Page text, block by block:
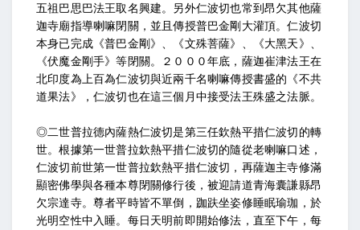
五祖巴思巴法王取名興建。另外仁波切也常到昂欠其他薩
迦寺廟指導喇嘛閉關，並且傳授普巴金剛大灌頂。仁波切
本身已完成《普巴金剛》、《文殊菩薩》、《大黑天》、
《伏魔金剛手》等閉關。２０００年底，薩迦崔津法王在
北印度為上百為仁波切與近兩千名喇嘛傳授書盛的《不共
道果法》，仁波切也在這三個月中接受法王殊盛之法脈。
◎二世普拉德內薩熱仁波切是第三任欽熱平措仁波切的轉
世。根據第一世普拉欽熱平措仁波切的隨從老喇嘛口述，
仁波切前世第一世普拉欽熱平措仁波切，再薩迦主寺修滿
顯密佛學與各種本尊閉關修行後，被迎請道青海囊謙縣昂
欠宗達寺。尊者平時皆不單倒，跏趺坐姿修睡眠瑜珈，於
光明空性中入睡。每日天明前即開始修法，直至下午，每